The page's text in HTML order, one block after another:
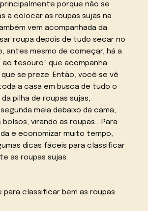
porque não se
a colocar as roupas sujas na
vem acompanhada da
roupa depois de tudo secar no
antes mesmo de começar, há a
ao tesouro” que acompanha
se preze. Então, você se vê
a casa em busca de tudo o
pilha de roupas sujas,
meia debaixo da cama,
bolsos, virando as roupas… Para
e economizar muito tempo,
dicas fáceis para classificar
as roupas sujas.
para classificar bem as roupas